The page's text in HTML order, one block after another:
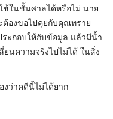
ช้ในชั้นศาลได้หรือไม่ นาย
ต้องขอไปคุยกับคุณทราย
ะกอบให้กับข้อมูล แล้วมีน้ำ
นความจริงไปไม่ได้ ในสิ่ง
ว่าคดีนี้ไม่ได้ยาก